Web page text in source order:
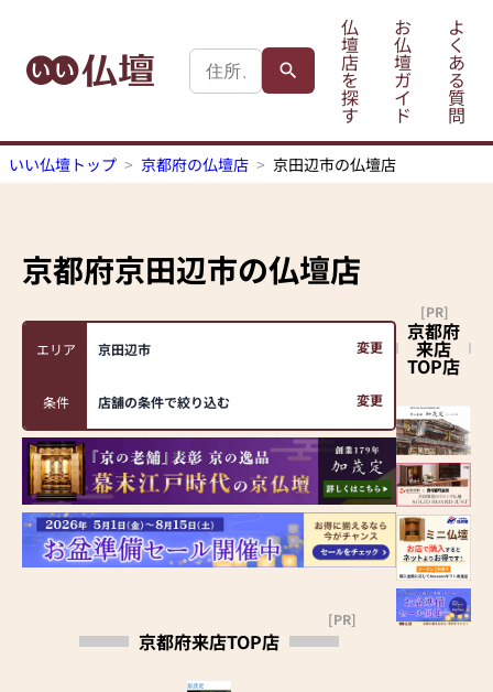
仏
壇
店
を
探
す
お
仏
壇
ガ
イ
ド
よ
く
あ
る
質
問
いい仏壇トップ 京都府の仏壇店 京田辺市の仏壇店
京都府京田辺市の仏壇店
エリア 京田辺市 変更
条件 店舗の条件で絞り込む 変更
京都府来店TOP店
[PR]
京都府
来店
TOP店
[PR]